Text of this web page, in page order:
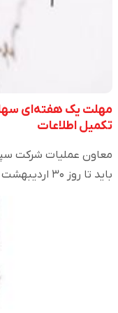
مهلت یک هفته‌ای
تکمیل اطلاعات
معاون عملیات شرکت
باید تا روز ۳۰ اردیبهشت اطلاعات بانکی خود را تکمیل کنند تا…